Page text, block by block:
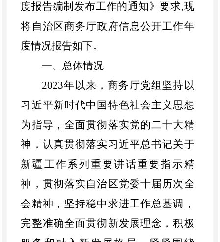
度报告编制发布工作的通知》要求,现
将自治区商务厅政府信息公开工作年
度情况报告如下。
一、总体情况
2023年以来，商务厅党组坚持以
习近平新时代中国特色社会主义思想
为指导，全面贯彻落实党的二十大精
神，认真贯彻落实习近平总书记关于
新疆工作系列重要讲话重要指示精
神，贯彻落实自治区党委十届历次全
会精神，坚持稳中求进工作总基调，
完整准确全面贯彻新发展理念，积极